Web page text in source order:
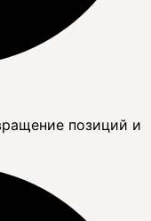
позиций и